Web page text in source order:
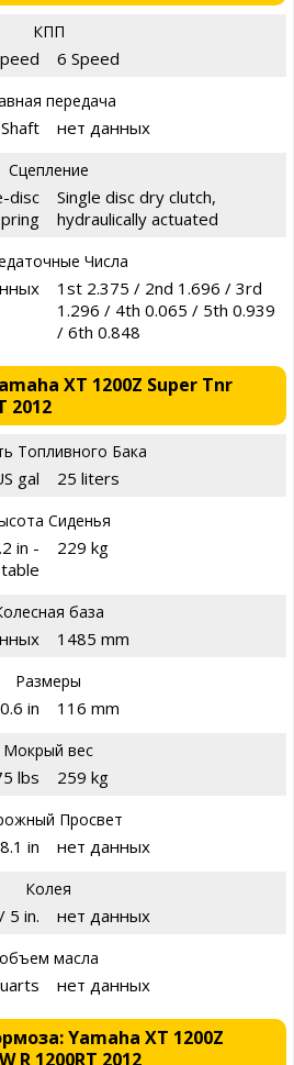
КПП
6 Speed
передача
Shaft нет данных
Сцепление
disc
Single disc dry clutch,
hydraulically actuated
Числа
1st 2.375 / 2nd 1.696 / 3rd
1.296 / 4th 0.065 / 5th 0.939
/ 6th 0.848
XT 1200Z Super Tnr
2012
Топливного Бака
gal 25 liters
Сиденья
in -
229 kg
база
1485 mm
Размеры
in 116 mm
Мокрый вес
lbs 259 kg
Просвет
in нет данных
Колея
5 in. нет данных
объем масла
нет данных
Yamaha XT 1200Z
R 1200RT 2012